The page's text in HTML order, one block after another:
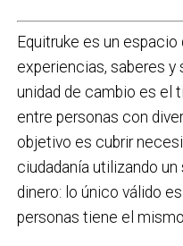
Equitruke es un
experiencias, saberes y
unidad de cambio es el
entre personas con
objetivo es cubrir
ciudadanía utilizando
dinero: lo único válido
personas tiene el